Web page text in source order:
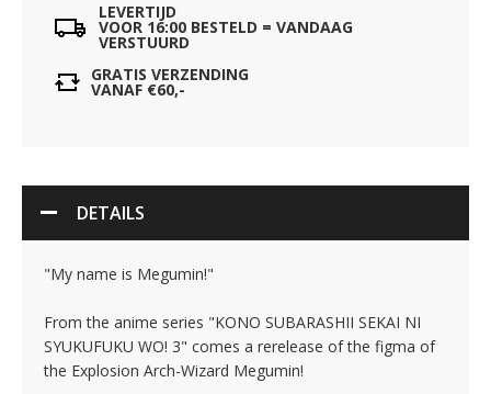
LEVERTIJD
VOOR 16:00 BESTELD = VANDAAG
VERSTUURD
GRATIS VERZENDING
VANAF €60,-
DETAILS
"My name is Megumin!"
From the anime series "KONO SUBARASHII SEKAI NI
SYUKUFUKU WO! 3" comes a rerelease of the figma of
the Explosion Arch-Wizard Megumin!